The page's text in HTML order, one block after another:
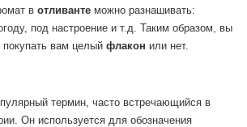
в отливанте можно разнашивать:
под настроение и т.д. Таким образом, вы
вам целый флакон или нет.
термин, часто встречающийся в
Он используется для обозначения